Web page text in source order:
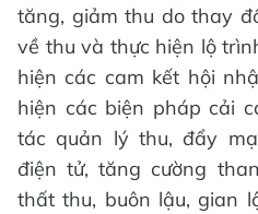
tăng, giảm thu do thay
về thu và thực hiện lộ
hiện các cam kết hội
hiện các biện pháp cải
tác quản lý thu, đẩy
điện tử, tăng cường
thất thu, buôn lậu, gian